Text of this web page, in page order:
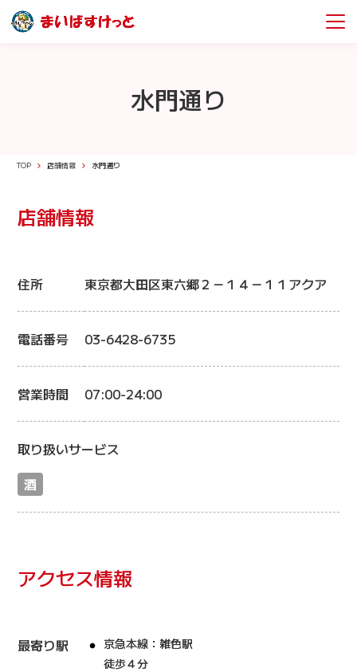
水門通り
TOP 店舗情報 水門通り
店舗情報
住所 東京都大田区東六郷２－１４－１１アクア
電話番号 03-6428-6735
営業時間 07:00-24:00
取り扱いサービス
酒
アクセス情報
最寄り駅
京急本線：雑色駅
徒歩４分